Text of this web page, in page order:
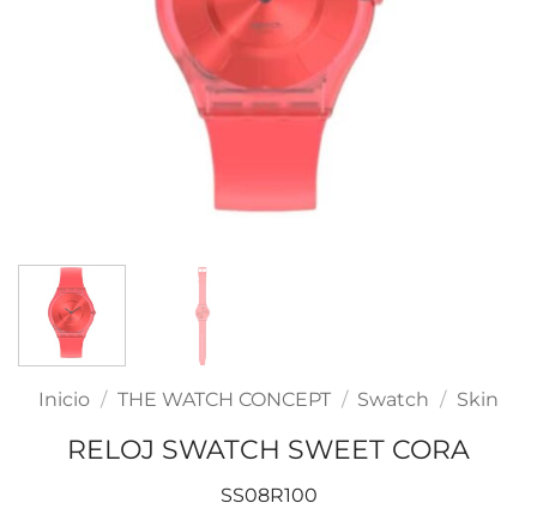
Inicio / THE WATCH CONCEPT / Swatch / Skin
RELOJ SWATCH SWEET CORA
SS08R100